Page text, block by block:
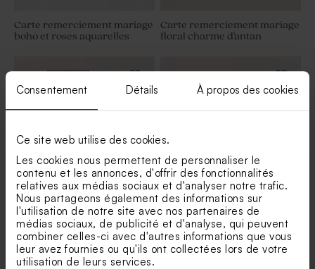
Consentement Détails À propos des cookies
Ce site web utilise des cookies.
Les cookies nous permettent de personnaliser le
contenu et les annonces, d'offrir des fonctionnalités
relatives aux médias sociaux et d'analyser notre trafic.
Nous partageons également des informations sur
l'utilisation de notre site avec nos partenaires de
médias sociaux, de publicité et d'analyse, qui peuvent
combiner celles-ci avec d'autres informations que vous
leur avez fournies ou qu'ils ont collectées lors de votre
utilisation de leurs services.
Carte remerciement mariage
boho et roses aquarelles
Carte remerciement mariage
floral charme d'antan
Carte remerciement mariage
un week-end à la campagne
Carte remerciement mariage
bouquet de roses